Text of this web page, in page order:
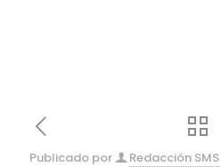
Publicado por Redacción SMS